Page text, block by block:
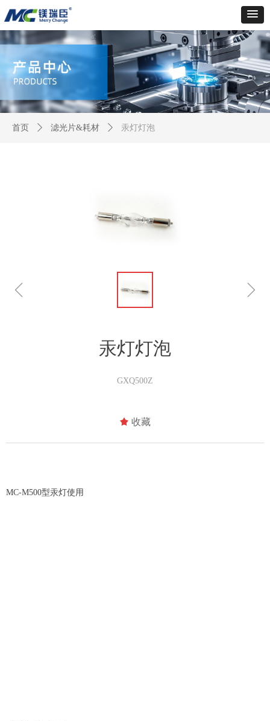
ꁆ ꁇ
汞灯灯泡
GXQ500Z
MC-M500型汞灯使用
首页 ꄲ 滤光片&耗材 ꄲ 汞灯灯泡
끄 收藏